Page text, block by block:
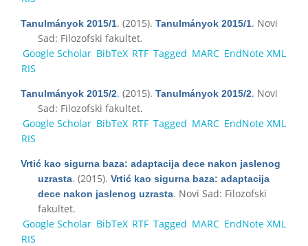
Tanulmányok 2015/1. (2015). Tanulmányok 2015/1. Novi
Sad: Filozofski fakultet.
Google Scholar BibTeX RTF Tagged MARC EndNote XML
RIS
Tanulmányok 2015/2. (2015). Tanulmányok 2015/2. Novi
Sad: Filozofski fakultet.
Google Scholar BibTeX RTF Tagged MARC EndNote XML
RIS
Vrtić kao sigurna baza: adaptacija dece nakon jaslenog
uzrasta. (2015). Vrtić kao sigurna baza: adaptacija
dece nakon jaslenog uzrasta. Novi Sad: Filozofski
fakultet.
Google Scholar BibTeX RTF Tagged MARC EndNote XML
RIS